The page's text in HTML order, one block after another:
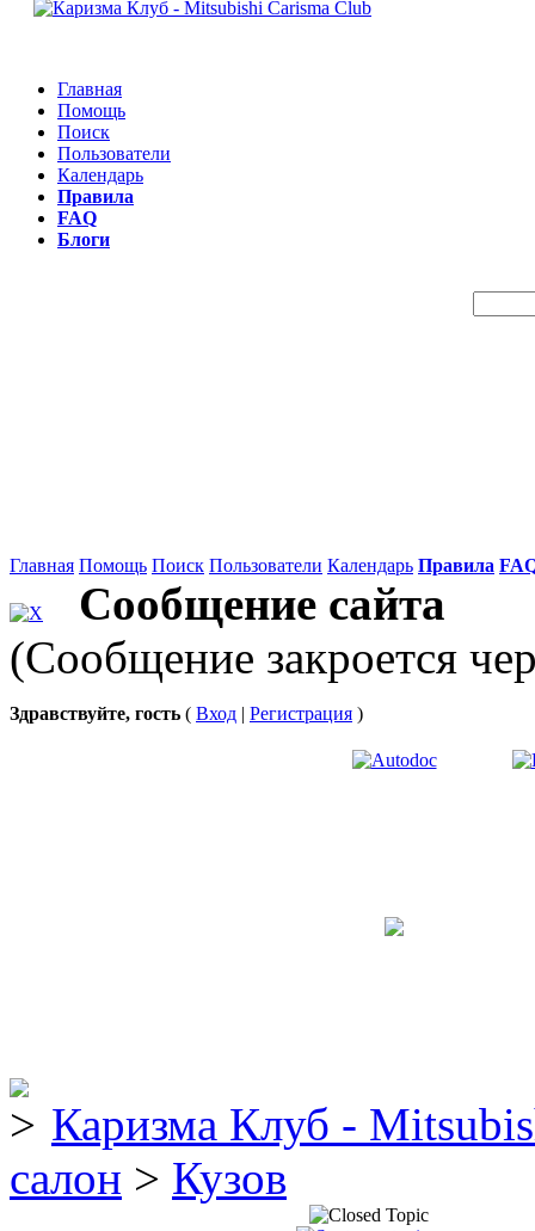
Главная
Помощь
Поиск
Пользователи
Календарь
Правила
FAQ
Блоги
Главная Помощь Поиск Пользователи Календарь Правила
Сообщение сайта
(Сообщение закроется
Здравствуйте, гость ( Вход | Регистрация )
Каризма Клуб -
салон > Кузов